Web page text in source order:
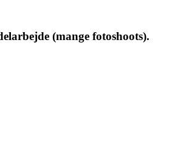
(mange fotoshoots).